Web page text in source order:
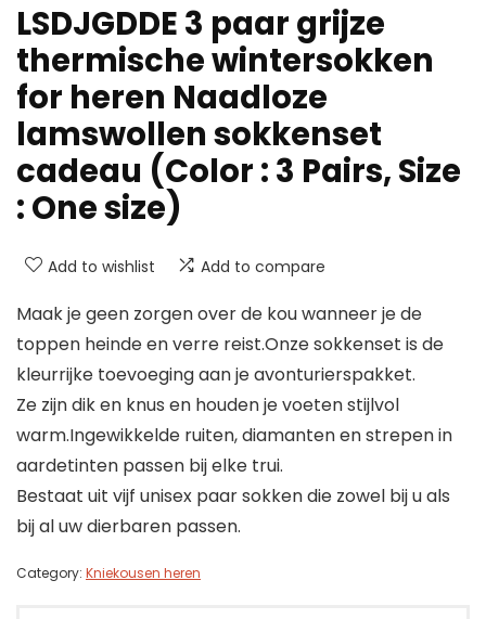
LSDJGDDE 3 paar grijze
thermische wintersokken
for heren Naadloze
lamswollen sokkenset
cadeau (Color : 3 Pairs, Size
: One size)
Add to wishlist Add to compare
Maak je geen zorgen over de kou wanneer je de
toppen heinde en verre reist.Onze sokkenset is de
kleurrijke toevoeging aan je avonturierspakket.
Ze zijn dik en knus en houden je voeten stijlvol
warm.Ingewikkelde ruiten, diamanten en strepen in
aardetinten passen bij elke trui.
Bestaat uit vijf unisex paar sokken die zowel bij u als
bij al uw dierbaren passen.
Category: Kniekousen heren